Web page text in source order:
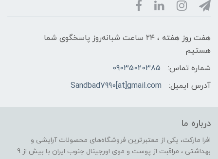
هفت روز هفته ، ۲۴ ساعت شبانه‌روز پاسخگوی شما
هستیم
شماره تماس:
09035020385
آدرس ایمیل:
Sandbad7990[at]gmail.com
درباره ما
افرا مارکت، یکی از معتبرترین فروشگاه‌های محصولات آرایشی و
بهداشتی ، مراقبت از پوست و موی اورجینال جنوب ایران با بیش از 9